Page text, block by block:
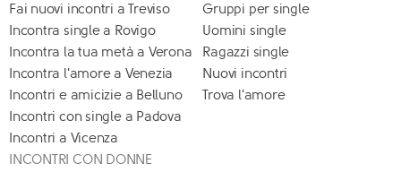
Fai nuovi incontri a Treviso
Incontra single a Rovigo
Incontra la tua metà a Verona
Incontra l'amore a Venezia
Incontri e amicizie a Belluno
Incontri con single a Padova
Incontri a Vicenza
Gruppi per single
Uomini single
Ragazzi single
Nuovi incontri
Trova l'amore
INCONTRI CON DONNE